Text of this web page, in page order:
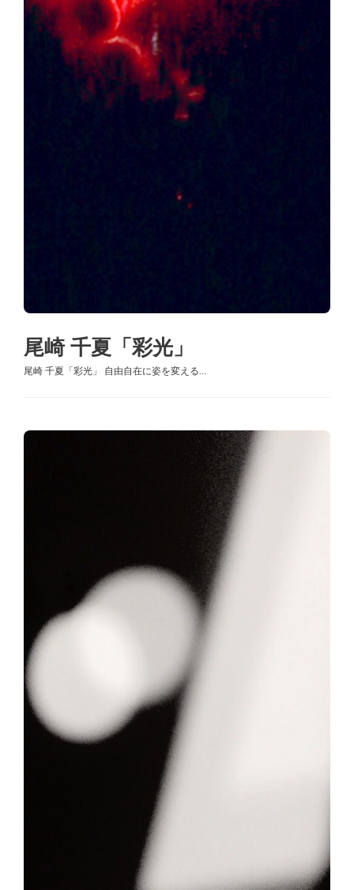
尾崎 千夏「彩光」
尾崎 千夏「彩光」 自由自在に姿を変える...